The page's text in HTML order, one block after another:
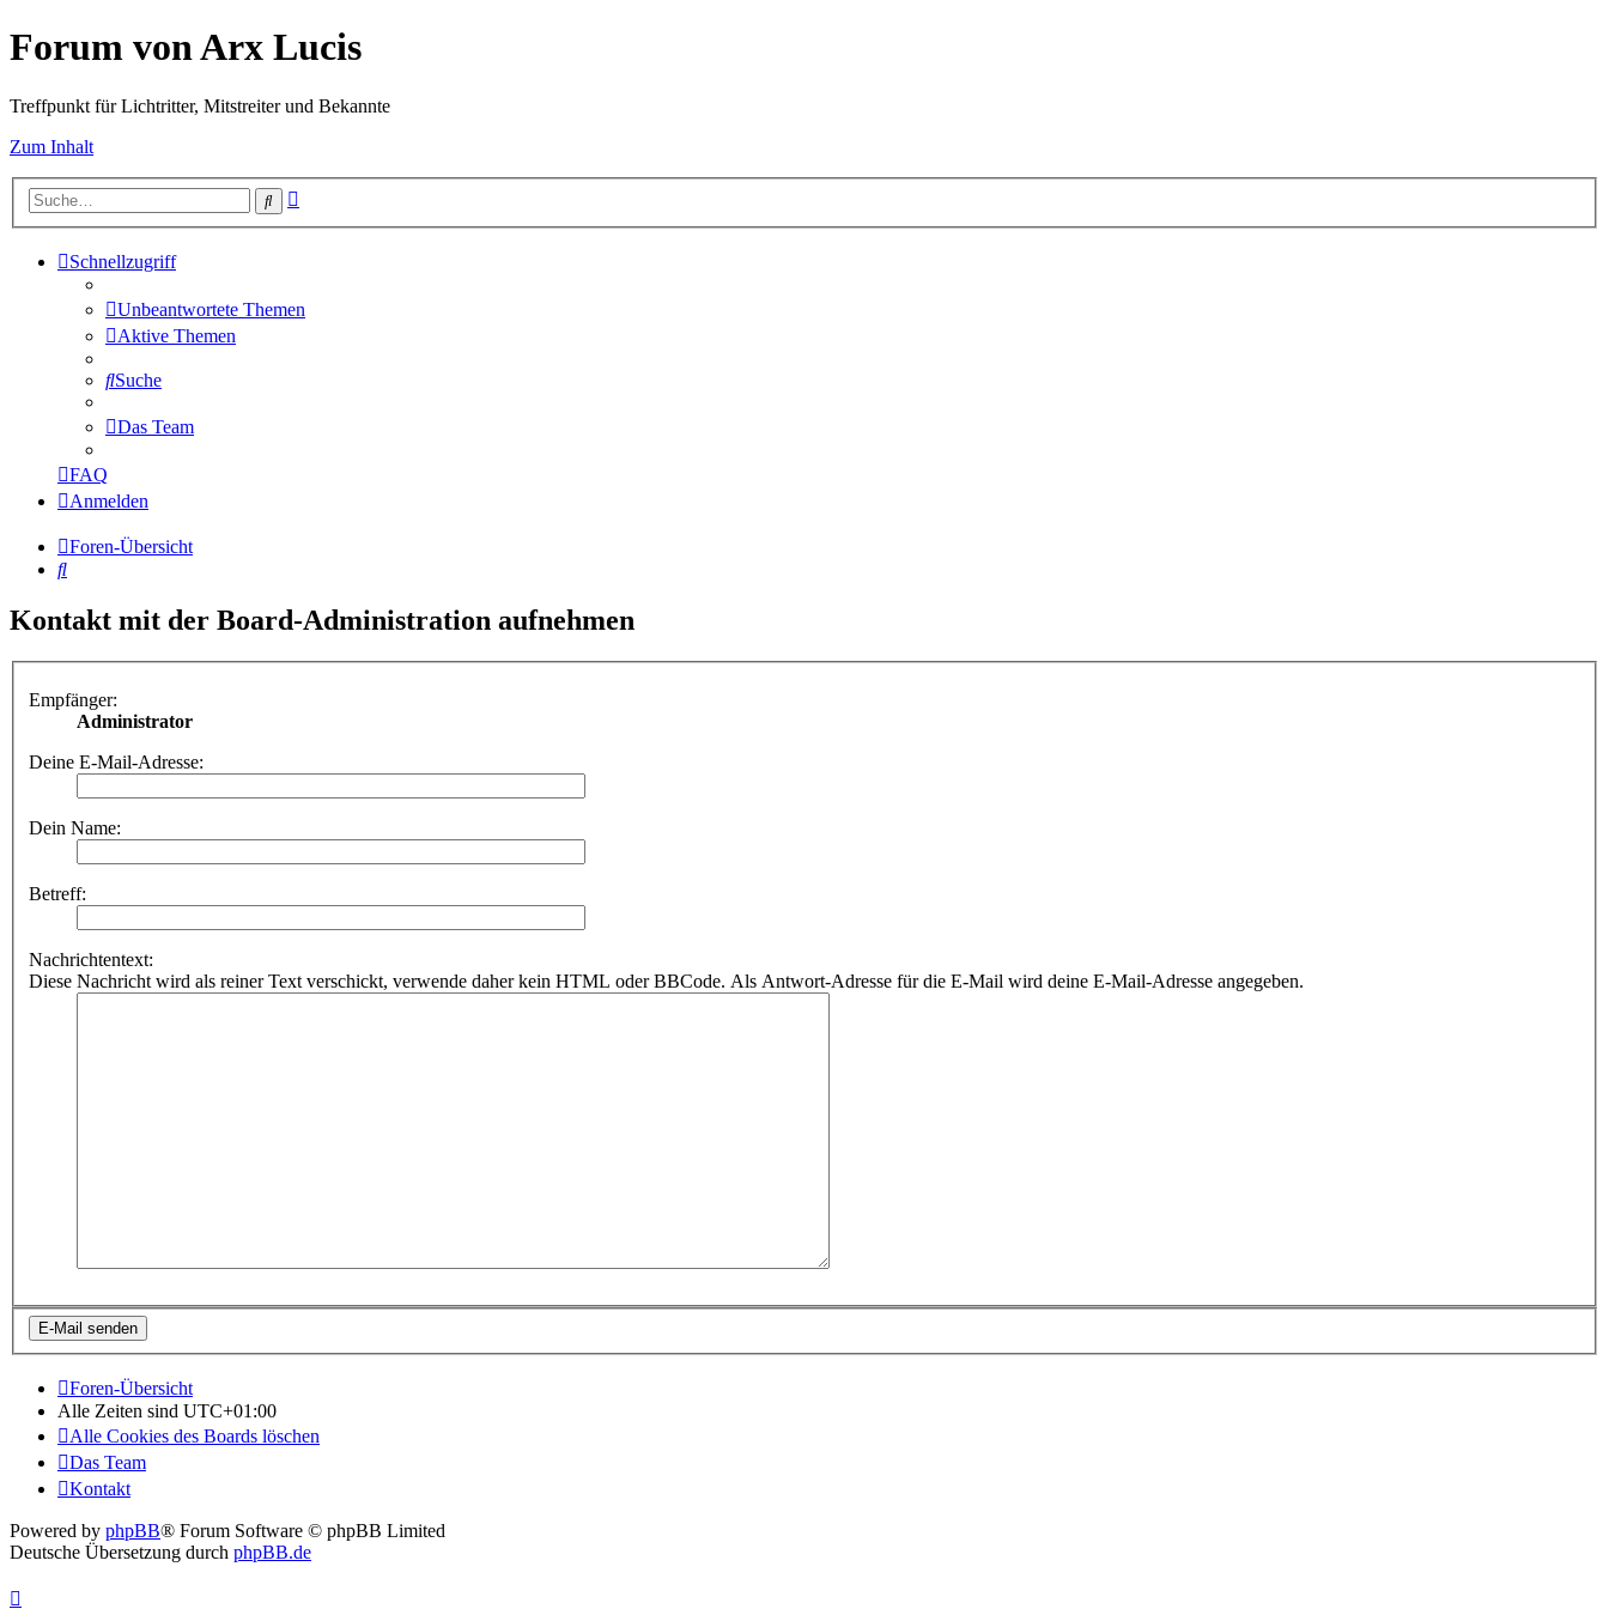
Forum von Arx Lucis
Treffpunkt für Lichtritter, Mitstreiter und Bekannte
Zum Inhalt
Suche
Schnellzugriff
Unbeantwortete Themen
Aktive Themen
Suche
Das Team
FAQ
Anmelden
Foren-Übersicht
Suche
Kontakt mit der Board-Administration aufnehmen
Empfänger:
Administrator
Deine E-Mail-Adresse:
Dein Name:
Betreff:
Nachrichtentext:
Diese Nachricht wird als reiner Text verschickt, verwende daher kein HTML oder BBCode. Als Antwort-Adresse für die E-Mail wird deine E-Mail-Adresse angegeben.
Foren-Übersicht
Alle Zeiten sind UTC+01:00
Alle Cookies des Boards löschen
Das Team
Kontakt
Powered by phpBB® Forum Software © phpBB Limited
Deutsche Übersetzung durch phpBB.de